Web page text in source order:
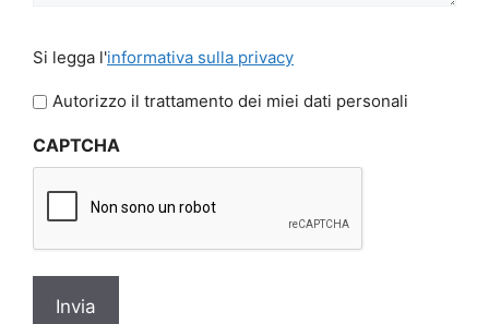
legga
l'informativa
privacy
Si legga l'informativa sulla privacy
Autorizzo il trattamento dei miei dati personali
CAPTCHA